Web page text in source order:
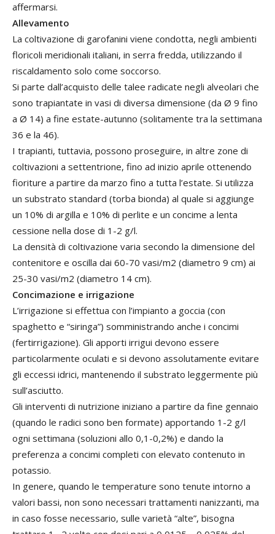
affermarsi.
Allevamento
La coltivazione di garofanini viene condotta, negli ambienti
floricoli meridionali italiani, in serra fredda, utilizzando il
riscaldamento solo come soccorso.
Si parte dall’acquisto delle talee radicate negli alveolari che
sono trapiantate in vasi di diversa dimensione (da Ø 9 fino
a Ø 14) a fine estate-autunno (solitamente tra la settimana
36 e la 46).
I trapianti, tuttavia, possono proseguire, in altre zone di
coltivazioni a settentrione, fino ad inizio aprile ottenendo
fioriture a partire da marzo fino a tutta l’estate. Si utilizza
un substrato standard (torba bionda) al quale si aggiunge
un 10% di argilla e 10% di perlite e un concime a lenta
cessione nella dose di 1-2 g/l.
La densità di coltivazione varia secondo la dimensione del
contenitore e oscilla dai 60-70 vasi/m2 (diametro 9 cm) ai
25-30 vasi/m2 (diametro 14 cm).
Concimazione e irrigazione
L’irrigazione si effettua con l’impianto a goccia (con
spaghetto e “siringa”) somministrando anche i concimi
(fertirrigazione). Gli apporti irrigui devono essere
particolarmente oculati e si devono assolutamente evitare
gli eccessi idrici, mantenendo il substrato leggermente più
sull’asciutto.
Gli interventi di nutrizione iniziano a partire da fine gennaio
(quando le radici sono ben formate) apportando 1-2 g/l
ogni settimana (soluzioni allo 0,1-0,2%) e dando la
preferenza a concimi completi con elevato contenuto in
potassio.
In genere, quando le temperature sono tenute intorno a
valori bassi, non sono necessari trattamenti nanizzanti, ma
in caso fosse necessario, sulle varietà “alte”, bisogna